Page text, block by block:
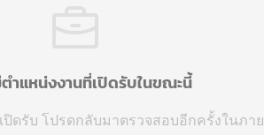
ำแหน่งงานที่เปิดรับในขณะนี้
ปิดรับ โปรดกลับมาตรวจสอบอีกครั้งในภาย